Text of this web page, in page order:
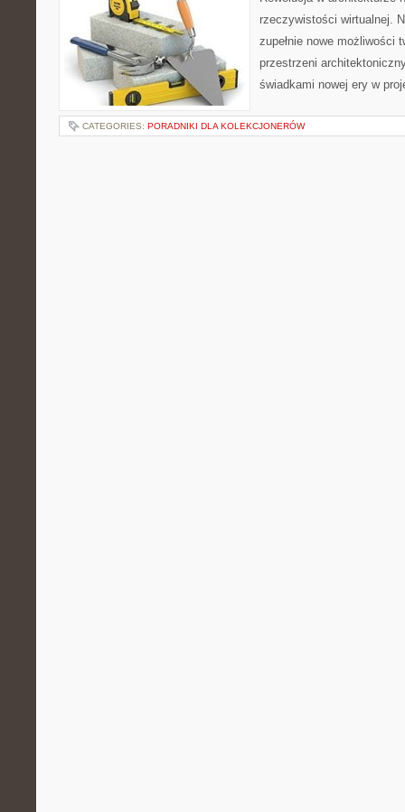
rzeczywistości wirtualnej.
zupełnie nowe możliwości
przestrzeni
świadkami nowej ery w
CATEGORIES: PORADNIKI DLA KOLEKCJONERÓW